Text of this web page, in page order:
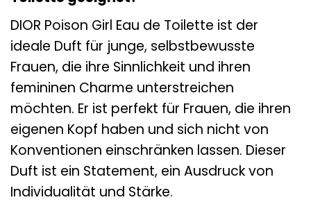
DIOR Poison Girl Eau de Toilette ist der
ideale Duft für junge, selbstbewusste
Frauen, die ihre Sinnlichkeit und ihren
femininen Charme unterstreichen
möchten. Er ist perfekt für Frauen, die ihren
eigenen Kopf haben und sich nicht von
Konventionen einschränken lassen. Dieser
Duft ist ein Statement, ein Ausdruck von
Individualität und Stärke.